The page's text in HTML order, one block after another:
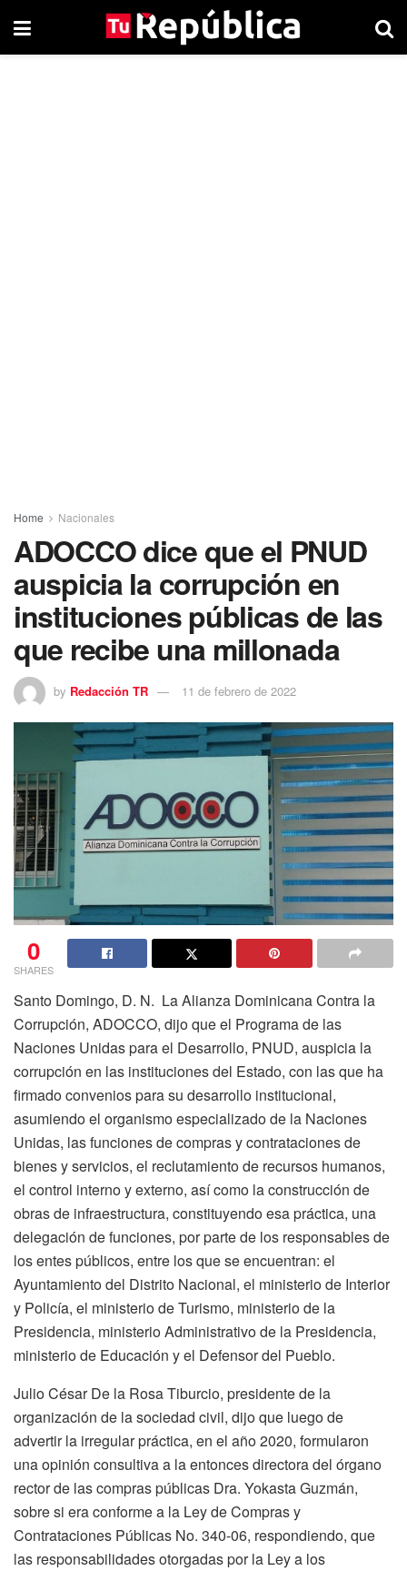
Home Nacionales
ADOCCO dice que el PNUD
auspicia la corrupción en
instituciones públicas de las
que recibe una millonada
by Redacción TR 11 de febrero de 2022
0
SHARES
Santo Domingo, D. N. La Alianza Dominicana Contra la
Corrupción, ADOCCO, dijo que el Programa de las
Naciones Unidas para el Desarrollo, PNUD, auspicia la
corrupción en las instituciones del Estado, con las que ha
firmado convenios para su desarrollo institucional,
asumiendo el organismo especializado de la Naciones
Unidas, las funciones de compras y contrataciones de
bienes y servicios, el reclutamiento de recursos humanos,
el control interno y externo, así como la construcción de
obras de infraestructura, constituyendo esa práctica, una
delegación de funciones, por parte de los responsables de
los entes públicos, entre los que se encuentran: el
Ayuntamiento del Distrito Nacional, el ministerio de Interior
y Policía, el ministerio de Turismo, ministerio de la
Presidencia, ministerio Administrativo de la Presidencia,
ministerio de Educación y el Defensor del Pueblo.
Julio César De la Rosa Tiburcio, presidente de la
organización de la sociedad civil, dijo que luego de
advertir la irregular práctica, en el año 2020, formularon
una opinión consultiva a la entonces directora del órgano
rector de las compras públicas Dra. Yokasta Guzmán,
sobre si era conforme a la Ley de Compras y
Contrataciones Públicas No. 340-06, respondiendo, que
las responsabilidades otorgadas por la Ley a los